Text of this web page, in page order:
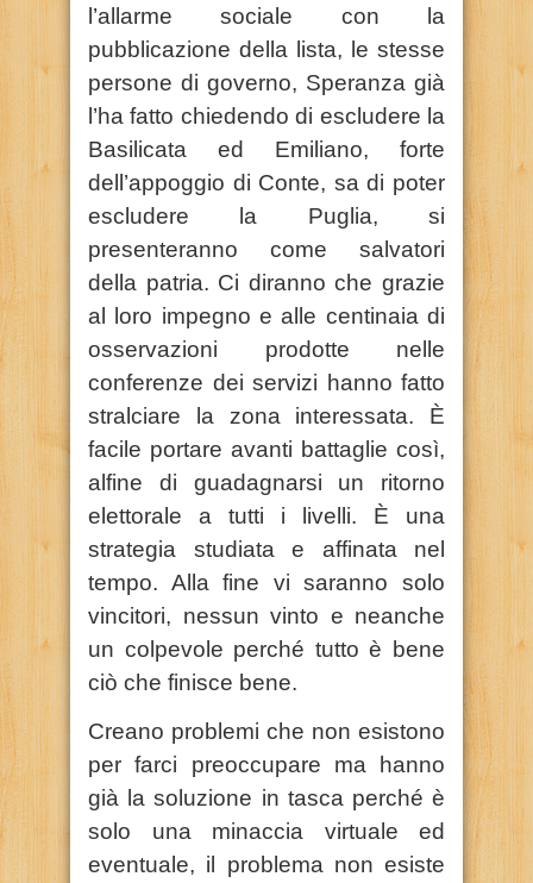
l’allarme sociale con la
pubblicazione della lista, le stesse
persone di governo, Speranza già
l’ha fatto chiedendo di escludere la
Basilicata ed Emiliano, forte
dell’appoggio di Conte, sa di poter
escludere la Puglia, si
presenteranno come salvatori
della patria. Ci diranno che grazie
al loro impegno e alle centinaia di
osservazioni prodotte nelle
conferenze dei servizi hanno fatto
stralciare la zona interessata. È
facile portare avanti battaglie così,
alfine di guadagnarsi un ritorno
elettorale a tutti i livelli. È una
strategia studiata e affinata nel
tempo. Alla fine vi saranno solo
vincitori, nessun vinto e neanche
un colpevole perché tutto è bene
ciò che finisce bene.
Creano problemi che non esistono
per farci preoccupare ma hanno
già la soluzione in tasca perché è
solo una minaccia virtuale ed
eventuale, il problema non esiste